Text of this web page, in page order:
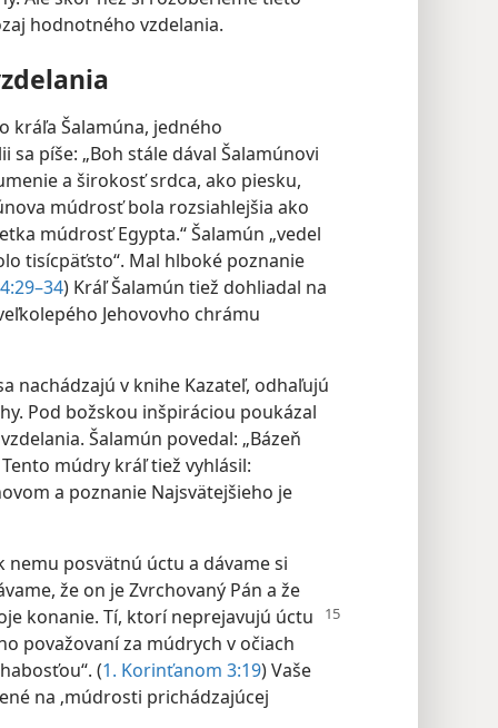
hodnotného vzdelania.
kráľa Šalamúna, jedného
píše: „Boh stále dával Šalamúnovi
a širokosť srdca, ako piesku,
múdrosť bola rozsiahlejšia ako
múdrosť Egypta.“ Šalamún „vedel
tisícpäťsto“. Mal hlboké poznanie
) Kráľ Šalamún tiež dohliadal na
Jehovovho chrámu
nachádzajú v knihe Kazateľ, odhaľujú
Pod božskou inšpiráciou poukázal
Šalamún povedal: „Bázeň
múdry kráľ tiež vyhlásil:
a poznanie Najsvätejšieho je
nemu posvätnú úctu a dávame si
že on je Zvrchovaný Pán a že
konanie. Tí, ktoríneprejavujú úctu
považovaní za múdrych v očiach
(1. Korinťanom 3:19) Vaše
na ‚múdrosti prichádzajúcej